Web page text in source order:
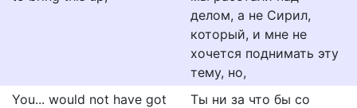
делом, а не Сирил,
который, и мне не
хочется поднимать эту
тему, но,
You... would not have got
Ты ни за что бы со